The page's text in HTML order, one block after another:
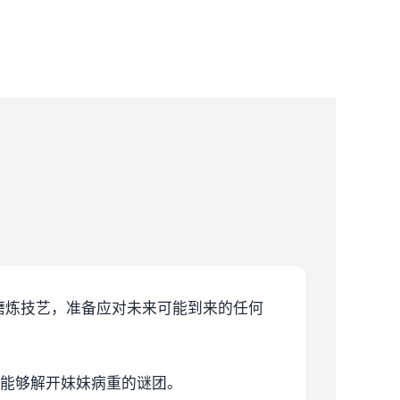
技艺，准备应对未来可能到来的任何
够解开妹妹病重的谜团。